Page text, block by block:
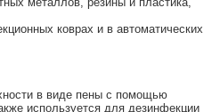
коврах и в автоматических
в виде пены с помощью
используется для дезинфекции